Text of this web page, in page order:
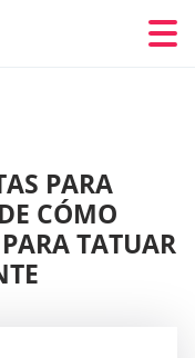
PARA
CÓMO
TATUAR